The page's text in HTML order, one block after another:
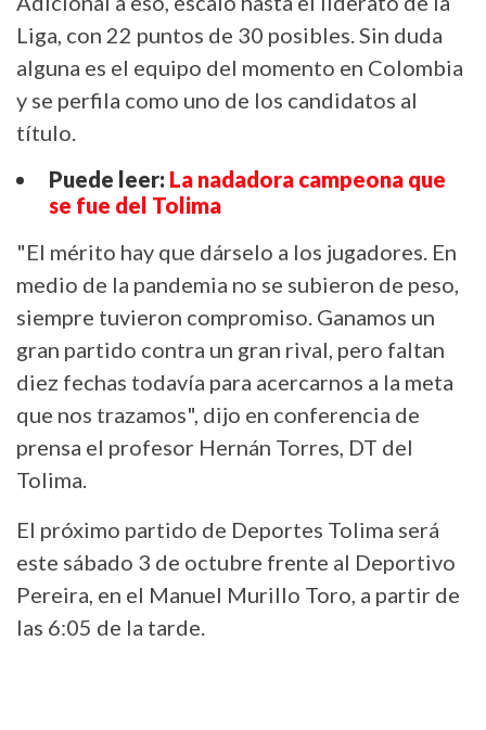
Liga, con 22 puntos de 30 posibles. Sin duda
alguna es el equipo del momento en Colombia
y se perfila como uno de los candidatos al
título.
Puede leer: La nadadora campeona que
se fue del Tolima
"El mérito hay que dárselo a los jugadores. En
medio de la pandemia no se subieron de peso,
siempre tuvieron compromiso. Ganamos un
gran partido contra un gran rival, pero faltan
diez fechas todavía para acercarnos a la meta
que nos trazamos", dijo en conferencia de
prensa el profesor Hernán Torres, DT del
Tolima.
El próximo partido de Deportes Tolima será
este sábado 3 de octubre frente al Deportivo
Pereira, en el Manuel Murillo Toro, a partir de
las 6:05 de la tarde.